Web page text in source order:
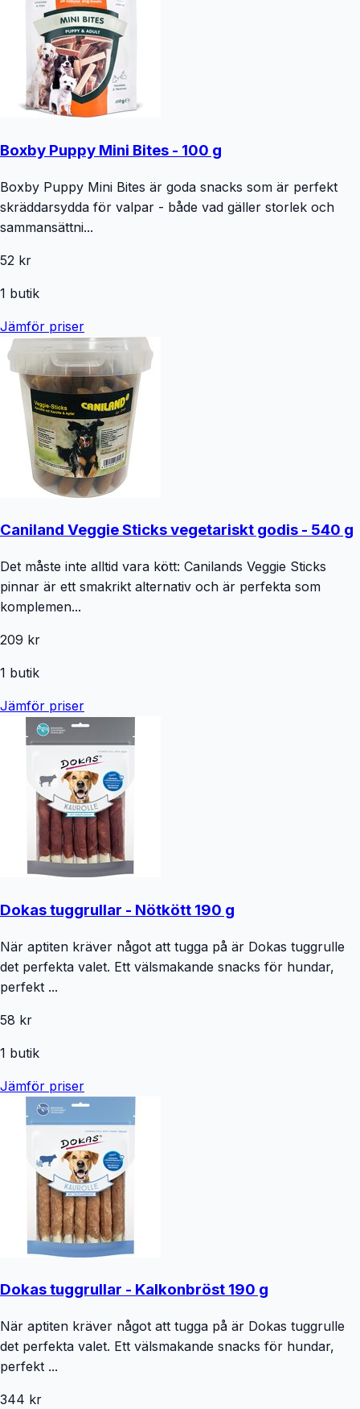
Boxby Puppy Mini Bites - 100 g
Boxby Puppy Mini Bites är goda snacks som är perfekt
skräddarsydda för valpar - både vad gäller storlek och
sammansättni...
52 kr
1 butik
Jämför priser
Caniland Veggie Sticks vegetariskt godis - 540 g
Det måste inte alltid vara kött: Canilands Veggie Sticks
pinnar är ett smakrikt alternativ och är perfekta som
komplemen...
209 kr
1 butik
Jämför priser
Dokas tuggrullar - Nötkött 190 g
När aptiten kräver något att tugga på är Dokas tuggrulle
det perfekta valet. Ett välsmakande snacks för hundar,
perfekt ...
58 kr
1 butik
Jämför priser
Dokas tuggrullar - Kalkonbröst 190 g
När aptiten kräver något att tugga på är Dokas tuggrulle
det perfekta valet. Ett välsmakande snacks för hundar,
perfekt ...
344 kr